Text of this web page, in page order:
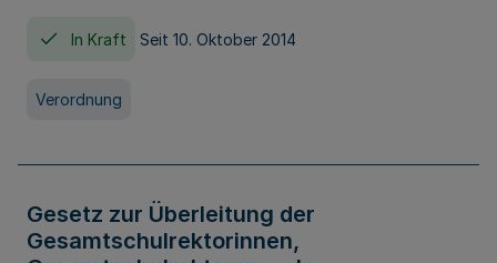
In Kraft Seit 10. Oktober 2014
Verordnung
Gesetz zur Überleitung der
Gesamtschulrektorinnen,